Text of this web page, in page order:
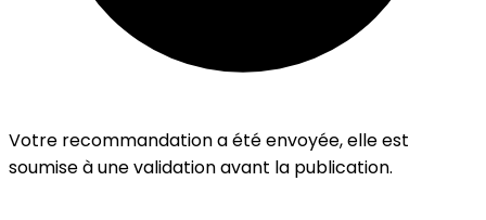
Votre recommandation a été envoyée, elle est
soumise à une validation avant la publication.